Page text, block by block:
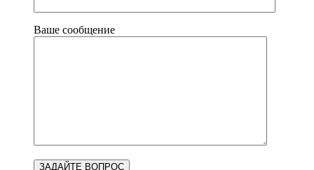
Ваше сообщение